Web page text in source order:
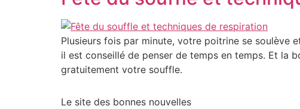
Plusieurs fois par minute, votre poitrine se soulève
il est conseillé de penser de temps en temps. Et la
gratuitement votre souffle.
Le site des bonnes nouvelles